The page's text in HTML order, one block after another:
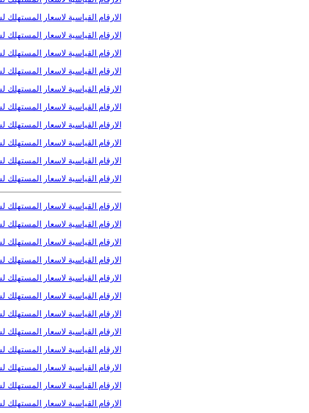
الارقام القياسية لاسعار المستهلك
الارقام القياسية لاسعار المستهلك
الارقام القياسية لاسعار المستهلك
الارقام القياسية لاسعار المستهلك
الارقام القياسية لاسعار المستهلك
الارقام القياسية لاسعار المستهلك
الارقام القياسية لاسعار المستهلك
الارقام القياسية لاسعار المستهلك
الارقام القياسية لاسعار المستهلك
الارقام القياسية لاسعار المستهلك
الارقام القياسية لاسعار المستهلك
الارقام القياسية لاسعار المستهلك
الارقام القياسية لاسعار المستهلك
الارقام القياسية لاسعار المستهلك
الارقام القياسية لاسعار المستهلك
الارقام القياسية لاسعار المستهلك
الارقام القياسية لاسعار المستهلك
الارقام القياسية لاسعار المستهلك
الارقام القياسية لاسعار المستهلك
الارقام القياسية لاسعار المستهلك
الارقام القياسية لاسعار المستهلك
الارقام القياسية لاسعار المستهلك